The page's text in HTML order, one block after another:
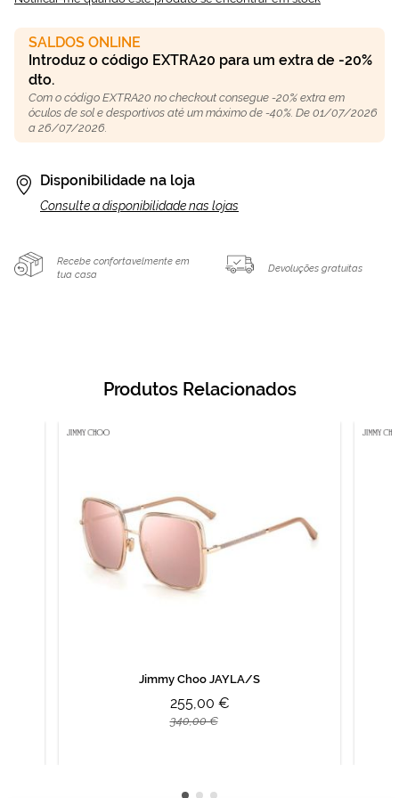
SALDOS ONLINE
Introduz o código EXTRA20 para um extra de -20%
dto.
Com o código EXTRA20 no checkout consegue -20% extra em
óculos de sol e desportivos até um máximo de -40%. De 01/07/2026
a 26/07/2026.
Disponibilidade na loja
Consulte a disponibilidade nas lojas
Recebe confortavelmente em
tua casa
Devoluções gratuitas
Produtos Relacionados
Jimmy Choo JAYLA/S
255,00 €
340,00 €